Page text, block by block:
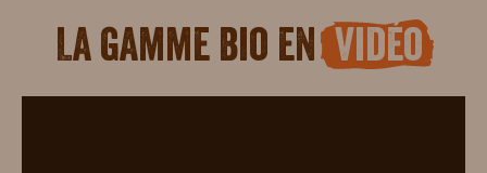
La gamme bio en vidéo